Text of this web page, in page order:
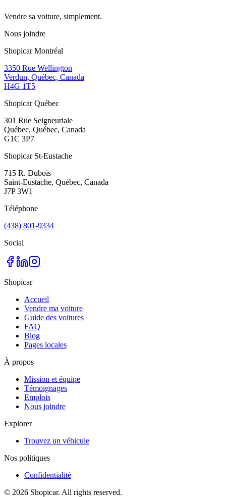
Vendre sa voiture, simplement.
Nous joindre
Shopicar Montréal
3350 Rue Wellington
Verdun, Québec, Canada
H4G 1T5
Shopicar Québec
301 Rue Seigneuriale
Québec, Québec, Canada
G1C 3P7
Shopicar St-Eustache
715 R. Dubois
Saint-Eustache, Québec, Canada
J7P 3W1
Téléphone
(438) 801-9334
Social
Shopicar
Accueil
Vendre ma voiture
Guide des voitures
FAQ
Blog
Pages locales
À propos
Mission et équipe
Témoignages
Emplois
Nous joindre
Explorer
Trouvez un véhicule
Nos politiques
Confidentialité
© 2026 Shopicar. All rights reserved.